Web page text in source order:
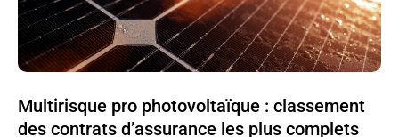
Multirisque pro photovoltaïque : classement
des contrats d’assurance les plus complets